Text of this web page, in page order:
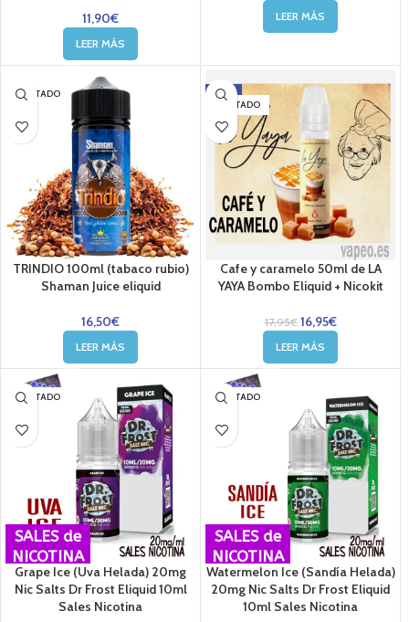
11,90€
LEER MÁS
LEER MÁS
AGOTADO
TRINDIO 100ml (tabaco rubio)
Shaman Juice eliquid
16,50€
LEER MÁS
-6%
AGOTADO
Cafe y caramelo 50ml de LA
YAYA Bombo Eliquid + Nicokit
17,95€ 16,95€
LEER MÁS
AGOTADO
SALES de
NICOTINA
Grape Ice (Uva Helada) 20mg
Nic Salts Dr Frost Eliquid 10ml
Sales Nicotina
AGOTADO
SALES de
NICOTINA
Watermelon Ice (Sandía Helada)
20mg Nic Salts Dr Frost Eliquid
10ml Sales Nicotina